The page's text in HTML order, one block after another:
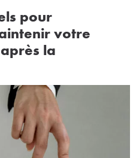
pour
votre
la